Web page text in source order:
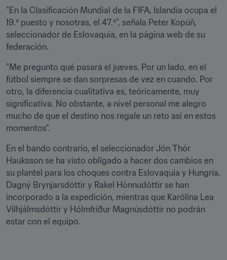
"En la Clasificación Mundial de la FIFA, Islandia ocupa el
19.º puesto y nosotras, el 47.º", señala Peter Kopúň,
seleccionador de Eslovaquia, en la página web de su
federación.
"Me pregunto qué pasará el jueves. Por un lado, en el
fútbol siempre se dan sorpresas de vez en cuando. Por
otro, la diferencia cualitativa es, teóricamente, muy
significativa. No obstante, a nivel personal me alegro
mucho de que el destino nos regale un reto así en estos
momentos".
En el bando contrario, el seleccionador Jón Thór
Hauksson se ha visto obligado a hacer dos cambios en
su plantel para los choques contra Eslovaquia y Hungría.
Dagný Brynjarsdóttir y Rakel Hönnudóttir se han
incorporado a la expedición, mientras que Karólína Lea
Vilhjálmsdóttir y Hólmfríður Magnúsdóttir no podrán
estar con el equipo.